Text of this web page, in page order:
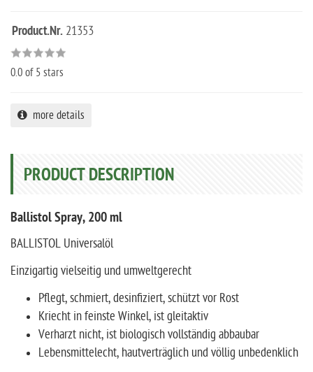
Product.Nr. 21353
0.0 of 5 stars
more details
PRODUCT DESCRIPTION
Ballistol Spray, 200 ml
BALLISTOL Universalöl
Einzigartig vielseitig und umweltgerecht
Pflegt, schmiert, desinfiziert, schützt vor Rost
Kriecht in feinste Winkel, ist gleitaktiv
Verharzt nicht, ist biologisch vollständig abbaubar
Lebensmittelecht, hautverträglich und völlig unbedenklich